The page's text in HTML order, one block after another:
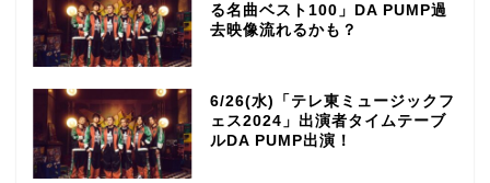
る名曲ベスト100」DA PUMP過
去映像流れるかも？
6/26(水)「テレ東ミュージックフ
ェス2024」出演者タイムテーブ
ルDA PUMP出演！テレビ